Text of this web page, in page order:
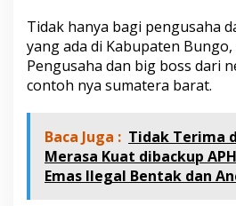
u
b
u
k
L
d
a
i
,
Tidak hanya bagi pengusaha
yang ada di Kabupaten
Pengusaha dan big boss dari
contoh nya sumatera barat.
Baca Juga : Tidak Terima
Merasa Kuat dibackup
Emas Ilegal Bentak dan